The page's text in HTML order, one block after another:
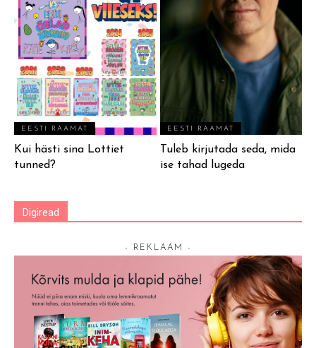
EESTI RAAMAT
Kui hästi sina Lottiet
tunned?
EESTI RAAMAT
Tuleb kirjutada seda, mida
ise tahad lugeda
Digiread
- REKLAAM -